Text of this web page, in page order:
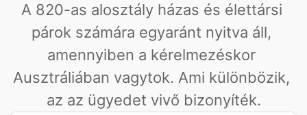
A 820-as alosztály házas és élettársi
párok számára egyaránt nyitva áll,
amennyiben a kérelmezéskor
Ausztráliában vagytok. Ami különbözik,
az az ügyedet vivő bizonyíték.